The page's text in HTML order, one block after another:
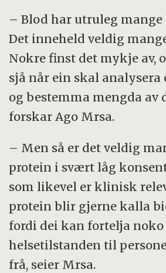
– Blod har utruleg
Det inneheld veldig
Nokre finst det mykje av,
sjå når ein skal analysera
og bestemma mengda av
forskar Ago Mrsa.
– Men så er det veldig
protein i svært låg
som likevel er klinisk
protein blir gjerne kalla
fordi dei kan fortelja noko
helsetilstanden til
frå, seier Mrsa.